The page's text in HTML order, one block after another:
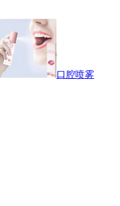
口腔喷雾